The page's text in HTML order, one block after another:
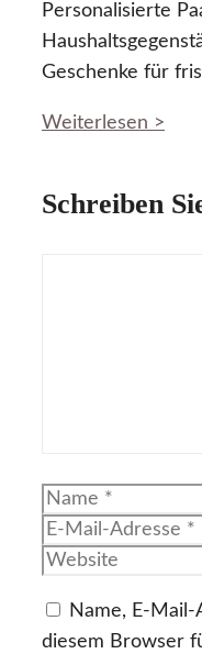
Personalisierte
Geschenke für
Weiterlesen >
Schreiben
Name
Name, E-
diesem Browser